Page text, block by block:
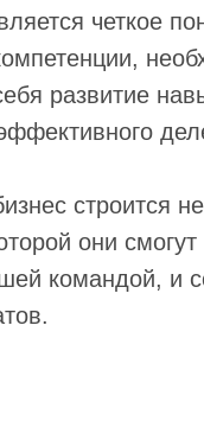
четкое
развитие
строится
они
командой, и